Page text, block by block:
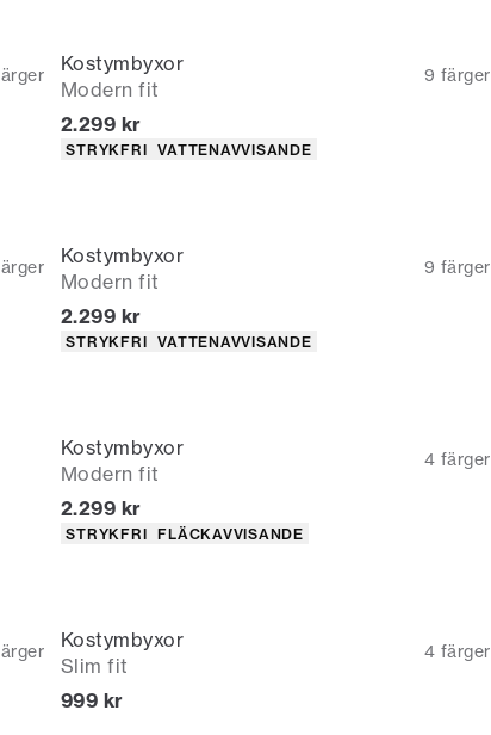
Kostymbyxor
Modern fit
9 färger
Nuvarande pris
2.299 kr
Produktattribut
STRYKFRI VATTENAVVISANDE
Kostymbyxor
Modern fit
9 färger
Nuvarande pris
2.299 kr
Produktattribut
STRYKFRI VATTENAVVISANDE
Kostymbyxor
Modern fit
4 färger
Nuvarande pris
2.299 kr
Produktattribut
STRYKFRI FLÄCKAVVISANDE
Kostymbyxor
Slim fit
4 färger
Nuvarande pris
999 kr